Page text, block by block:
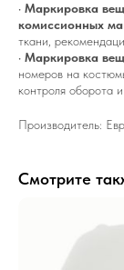
• Маркировка
комиссионных
ткани,
• Маркировка
номеров на
контроля оборота
Производитель:
Смотрите